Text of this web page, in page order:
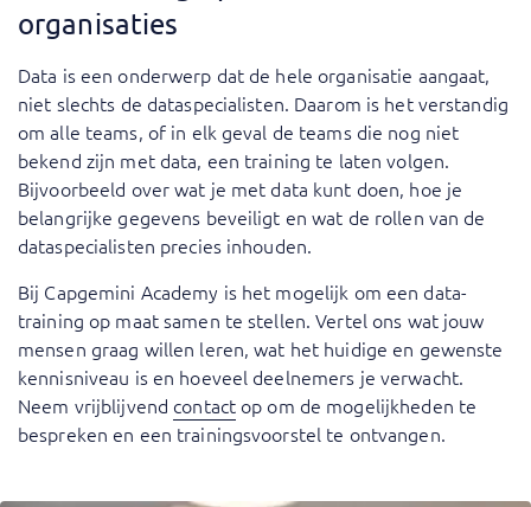
organisaties
Data is een onderwerp dat de hele organisatie aangaat,
niet slechts de dataspecialisten. Daarom is het verstandig
om alle teams, of in elk geval de teams die nog niet
bekend zijn met data, een training te laten volgen.
Bijvoorbeeld over wat je met data kunt doen, hoe je
belangrijke gegevens beveiligt en wat de rollen van de
dataspecialisten precies inhouden.
Bij Capgemini Academy is het mogelijk om een data-
training op maat samen te stellen. Vertel ons wat jouw
mensen graag willen leren, wat het huidige en gewenste
kennisniveau is en hoeveel deelnemers je verwacht.
Neem vrijblijvend contact op om de mogelijkheden te
bespreken en een trainingsvoorstel te ontvangen.